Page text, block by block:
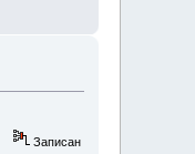
Записан